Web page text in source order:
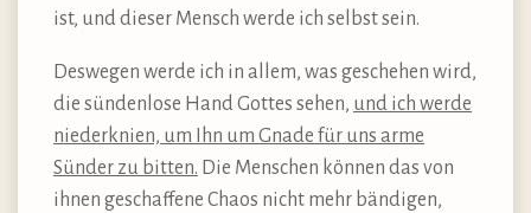
ist, und dieser Mensch werde ich selbst sein.
Deswegen werde ich in allem, was geschehen wird,
die sündenlose Hand Gottes sehen, und ich werde
niederknien, um Ihn um Gnade für uns arme
Sünder zu bitten. Die Menschen können das von
ihnen geschaffene Chaos nicht mehr bändigen,